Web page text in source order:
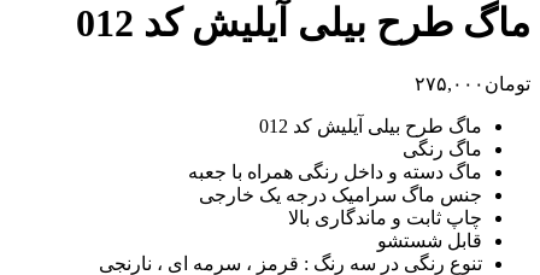
ماگ طرح بیلی آیلیش کد 012
تومان ۲۷۵,۰۰۰
ماگ طرح بیلی آیلیش کد 012
ماگ رنگی
ماگ دسته و داخل رنگی همراه با جعبه
جنس ماگ سرامیک درجه یک خارجی
چاپ ثابت و ماندگاری بالا
قابل شستشو
تنوع رنگی در سه رنگ : قرمز ، سرمه ای ، نارنجی